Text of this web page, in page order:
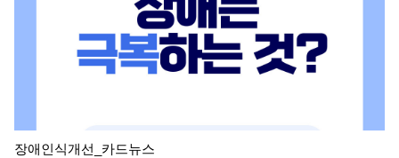
장애인식개선_카드뉴스